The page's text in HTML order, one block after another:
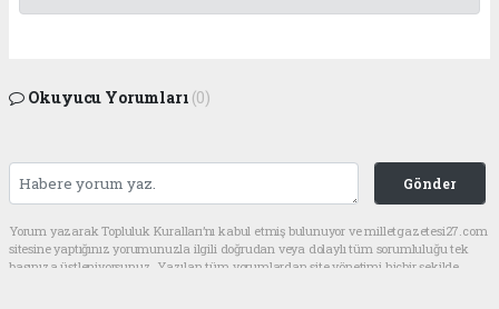
Okuyucu Yorumları (0)
Gönder
Yorum yazarak Topluluk Kuralları’nı kabul etmiş bulunuyor ve milletgazetesi27.com
sitesine yaptığınız yorumunuzla ilgili doğrudan veya dolaylı tüm sorumluluğu tek
başınıza üstleniyorsunuz. Yazılan tüm yorumlardan site yönetimi hiçbir şekilde